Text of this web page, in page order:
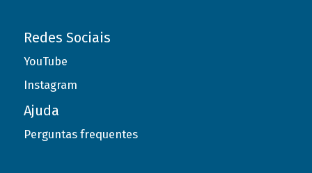
Redes Sociais
YouTube
Instagram
Ajuda
Perguntas frequentes